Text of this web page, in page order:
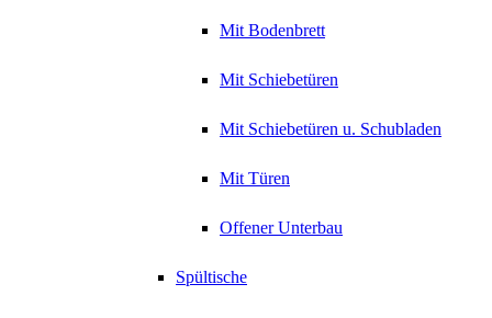
Mit Bodenbrett
Mit Schiebetüren
Mit Schiebetüren u. Schubladen
Mit Türen
Offener Unterbau
Spültische